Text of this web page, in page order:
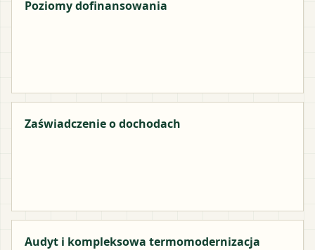
Poziomy dofinansowania
Zaświadczenie o dochodach
Audyt i kompleksowa termomodernizacja